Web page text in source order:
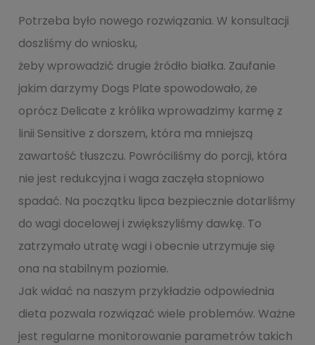
Potrzeba było nowego rozwiązania. W konsultacji
doszliśmy do wniosku,
żeby wprowadzić drugie źródło białka. Zaufanie
jakim darzymy Dogs Plate spowodowało, że
oprócz Delicate z królika wprowadzimy karmę z
linii Sensitive z dorszem, która ma mniejszą
zawartość tłuszczu. Powróciliśmy do porcji, która
nie jest redukcyjna i waga zaczęła stopniowo
spadać. Na początku lipca bezpiecznie dotarliśmy
do wagi docelowej i zwiększyliśmy dawkę. To
zatrzymało utratę wagi i obecnie utrzymuje się
ona na stabilnym poziomie.
Jak widać na naszym przykładzie odpowiednia
dieta pozwala rozwiązać wiele problemów. Ważne
jest regularne monitorowanie parametrów takich